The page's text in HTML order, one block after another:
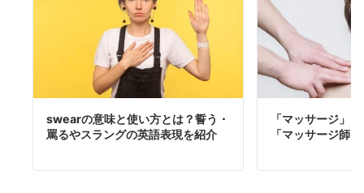
swearの意味と使い方とは？誓う・
罵るやスラングの英語表現を紹介
「マッサージ」
「マッサージ師